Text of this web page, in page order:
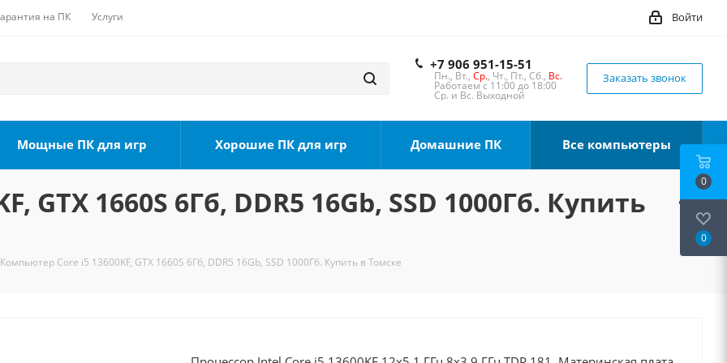
на ПК Услуги Войти
+7 906 951-15-51
Пн., Вт., Ср., Чт., Пт., Сб., Вс.
Работаем с 11:00 до 18:00
Ср. и Вс. Выходной
Заказать звонок
Мощные ПК для игр Хорошие ПК для игр Домашние ПК Все компьютеры
GTX 1660S 6Гб, DDR5 16Gb, SSD 1000Гб. Купить
Компьютер Core i5 13600KF, GTX 1660S 6Гб, DDR5 16Gb, SSD 1000Гб. Купить в Томске
0
0